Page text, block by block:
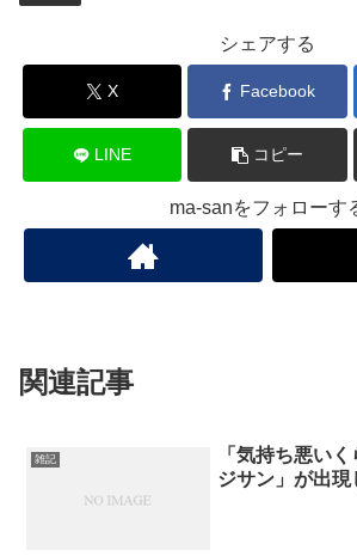
シェアする
X Facebook
LINE コピー
ma-sanをフォローす
関連記事
雑記
「気持ち悪い
ジサン」が出現